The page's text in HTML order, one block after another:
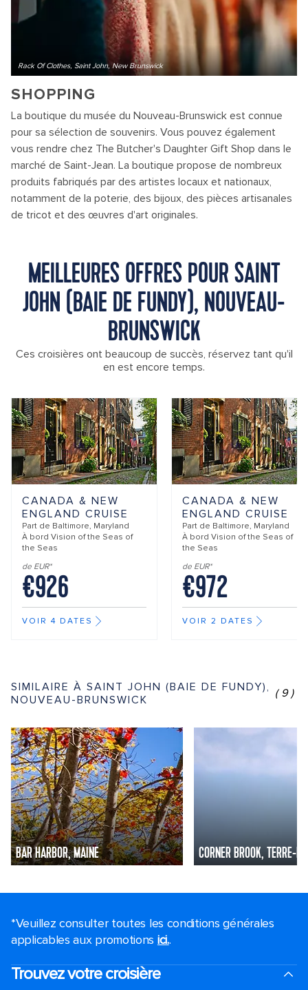
Rack Of Clothes, Saint John, New Brunswick
SHOPPING
La boutique du musée du Nouveau-Brunswick est connue
pour sa sélection de souvenirs. Vous pouvez également
vous rendre chez The Butcher's Daughter Gift Shop dans le
marché de Saint-Jean. La boutique propose de nombreux
produits fabriqués par des artistes locaux et nationaux,
notamment de la poterie, des bijoux, des pièces artisanales
de tricot et des œuvres d'art originales.
MEILLEURES OFFRES POUR SAINT
JOHN (BAIE DE FUNDY), NOUVEAU-
BRUNSWICK
Ces croisières ont beaucoup de succès, réservez tant qu'il
en est encore temps.
CANADA & NEW
ENGLAND CRUISE
Part de Baltimore, Maryland
À bord Vision of the Seas of
the Seas
de EUR*
€926
VOIR 4 DATES
CANADA & NEW
ENGLAND CRUISE
Part de Baltimore, Maryland
À bord Vision of the Seas of
the Seas
de EUR*
€972
VOIR 2 DATES
SIMILAIRE À SAINT JOHN (BAIE DE FUNDY),
NOUVEAU-BRUNSWICK
(9)
BAR HARBOR, MAINE CORNER BROOK, TERRE-
*Veuillez consulter toutes les conditions générales
applicables aux promotions ici..
Trouvez votre croisière